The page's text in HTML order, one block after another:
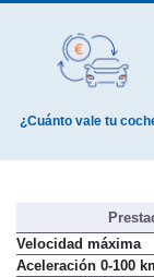
¿Cuánto vale tu
Velocidad máxima
Aceleración 0-100